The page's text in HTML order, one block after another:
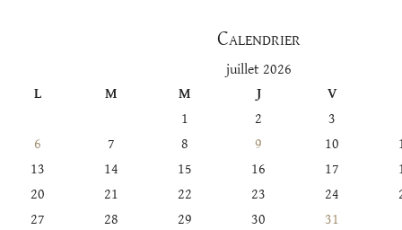
Calendrier
juillet 2026
L
M M J
V
1
2
3
6
7 8 9 10
13
14 15 16 17
20
21 22 23 24
27
28 29 30 31